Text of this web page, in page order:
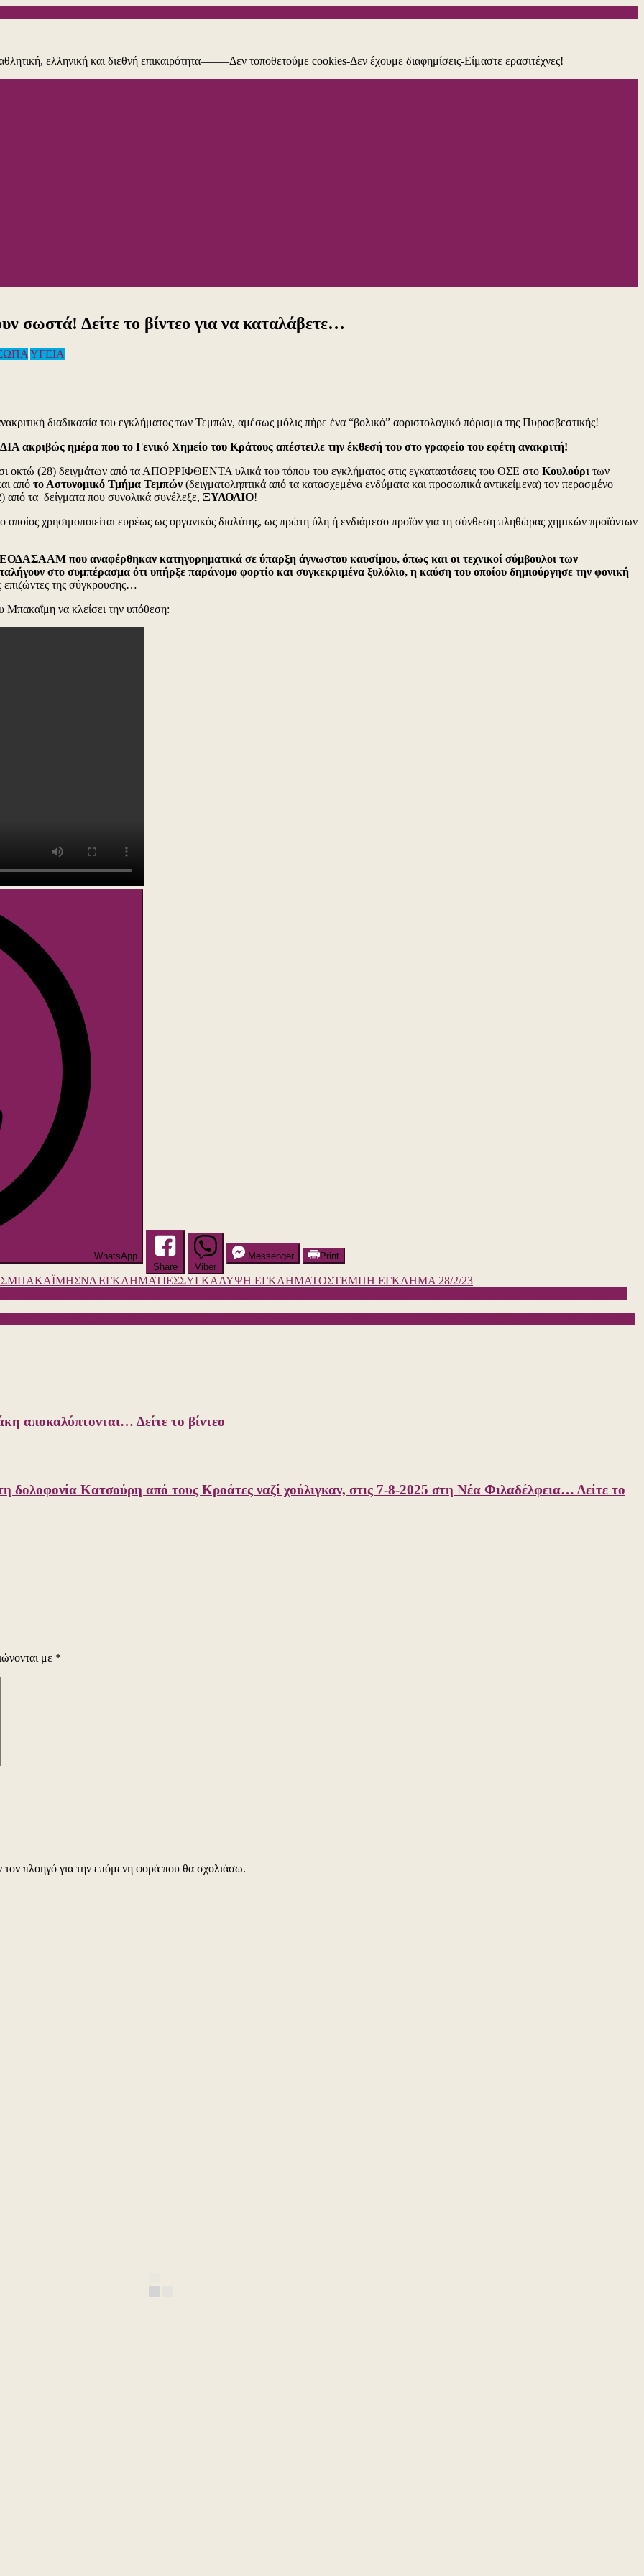
ελληνική και διεθνή επικαιρότητα——–Δεν τοποθετούμε cookies-Δεν έχουμε διαφημίσεις-Είμαστε ερασιτέχνες!
σωστά! Δείτε το βίντεο για να καταλάβετε…
ΥΓΕΙΑ
διαδικασία του εγκλήματος των Τεμπών, αμέσως μόλις πήρε ένα “βολικό” αοριστολογικό πόρισμα της Πυροσβεστικής!
ακριβώς ημέρα που το Γενικό Χημείο του Κράτους απέστειλε την έκθεσή του στο γραφείο του εφέτη ανακριτή!
οκτώ (28) δειγμάτων από τα ΑΠΟΡΡΙΦΘΕΝΤΑ υλικά του τόπου του εγκλήματος στις εγκαταστάσεις του ΟΣΕ στο Κουλούρι των
από το Αστυνομικό Τμήμα Τεμπών (δειγματοληπτικά από τα κατασχεμένα ενδύματα και προσωπικά αντικείμενα) τον περασμένο
τα δείγματα που συνολικά συνέλεξε, ΞΥΛΟΛΙΟ!
χρησιμοποιείται ευρέως ως οργανικός διαλύτης, ως πρώτη ύλη ή ενδιάμεσο προϊόν για τη σύνθεση πληθώρας χημικών προϊόντων
ΕΟΔΑΣΑΑΜ που αναφέρθηκαν κατηγορηματικά σε ύπαρξη άγνωστου καυσίμου, όπως και οι τεχνικοί σύμβουλοι των
στο συμπέρασμα ότι υπήρξε παράνομο φορτίο και συγκεκριμένα ξυλόλιο, η καύση του οποίου δημιούργησε την φονική
επιζώντες της σύγκρουσης…
Μπακαΐμη να κλείσει την υπόθεση:
WhatsApp
Share
Viber
Messenger Print
ΜΠΑΚΑΪΜΗΣΝΔ ΕΓΚΛΗΜΑΤΙΕΣΣΥΓΚΑΛΥΨΗ ΕΓΚΛΗΜΑΤΟΣΤΕΜΠΗ ΕΓΚΛΗΜΑ 28/2/23
αποκαλύπτονται… Δείτε το βίντεο
Κατσούρη από τους Κροάτες ναζί χούλιγκαν, στις 7-8-2025 στη Νέα Φιλαδέλφεια… Δείτε το
με *
πλοηγό για την επόμενη φορά που θα σχολιάσω.